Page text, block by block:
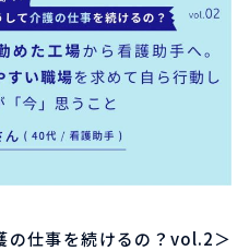
の仕事を続けるの？vol.2＞